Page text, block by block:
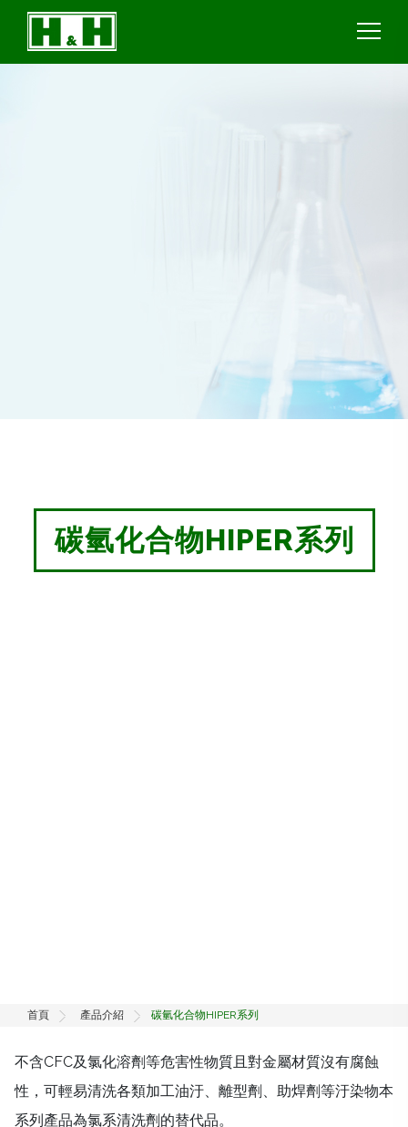
碳氫化合物HIPER系列
首頁 產品介紹 碳氫化合物HIPER系列
不含CFC及氯化溶劑等危害性物質且對金屬材質沒有腐蝕
性，可輕易清洗各類加工油汙、離型劑、助焊劑等汙染物本
系列產品為氯系清洗劑的替代品。